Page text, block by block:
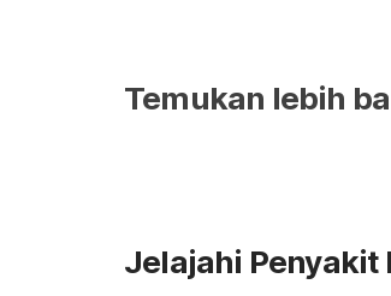
Temukan lebih
Jelajahi Penyakit